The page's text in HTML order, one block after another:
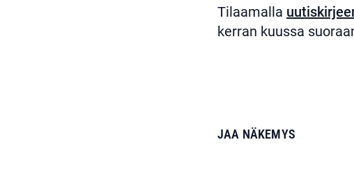
Tilaamalla
kerran kuussa
JAA NÄKEMYS